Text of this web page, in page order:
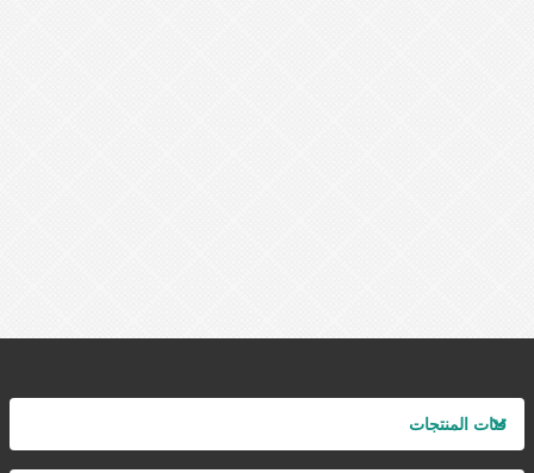
فئات المنتجات